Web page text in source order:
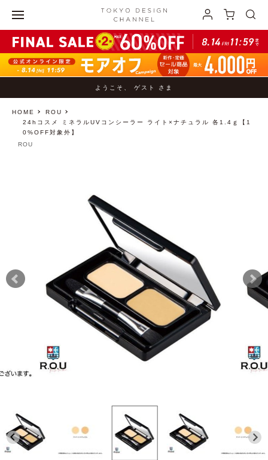
ようこそ、 ゲスト さま
HOME
ROU
24hコスメ ミネラルUVコンシーラー ライト×ナチュラル 各1.4ｇ【1
0%OFF対象外】
ROU